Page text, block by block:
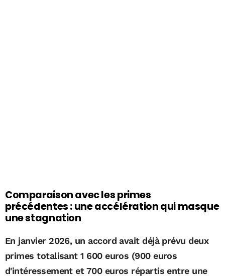
Comparaison avec les primes
précédentes : une accélération qui masque
une stagnation
En janvier 2026, un accord avait déjà prévu deux
primes totalisant 1 600 euros (900 euros
d'intéressement et 700 euros répartis entre une